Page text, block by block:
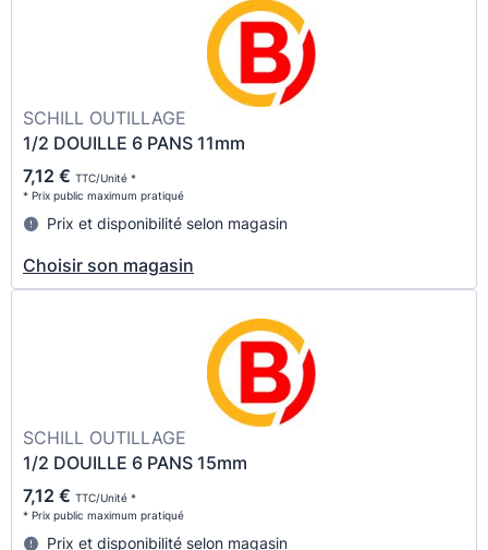
SCHILL OUTILLAGE
1/2 DOUILLE 6 PANS 11mm
7,12 € TTC/Unité *
* Prix public maximum pratiqué
Prix et disponibilité selon magasin
Choisir son magasin
SCHILL OUTILLAGE
1/2 DOUILLE 6 PANS 15mm
7,12 € TTC/Unité *
* Prix public maximum pratiqué
Prix et disponibilité selon magasin